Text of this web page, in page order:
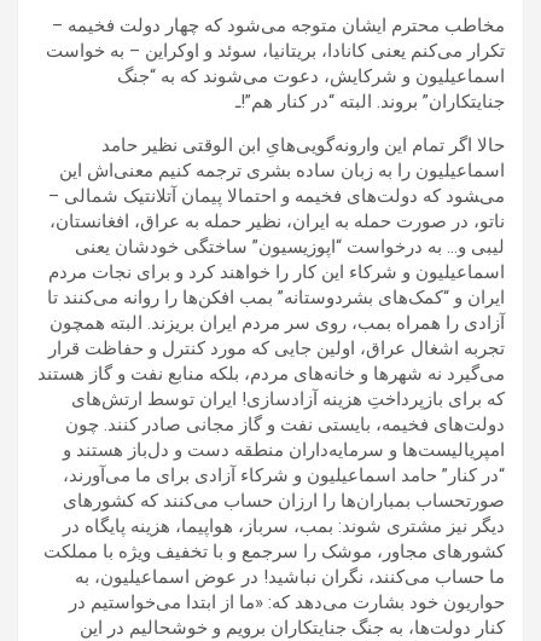
مخاطب محترم ایشان متوجه می‌شود که چهار دولت فخیمه –
تکرار می‌کنم یعنی کانادا، بریتانیا، سوئد و اوکراین – به خواست
اسماعیلیون و شرکایش، دعوت می‌شوند که به “جنگ
جنایتکاران” بروند. البته “در کنار هم”!ـ
حالا اگر تمام این وارونه‌گویی‌هایِ ابن الوقتی نظیر حامد
اسماعیلیون را به زبان ساده بشری ترجمه کنیم معنی‌اش این
می‌‍شود که دولت‌های فخیمه و احتمالا پیمان آتلانتیک شمالی –
ناتو، در صورت حمله به ایران، نظیر حمله به عراق، افغانستان،
لیبی و… به درخواست “اپوزیسیون” ساختگی خودشان یعنی
اسماعیلیون و شرکاء این کار را خواهند کرد و برای نجات مردم
ایران و “کمک‌های بشردوستانه” بمب افکن‌ها را روانه می‌کنند تا
آزادی را همراه بمب، روی سر مردم ایران بریزند. البته همچون
تجربه اشغال عراق، اولین جایی که مورد کنترل و حفاظت قرار
می‌گیرد نه شهرها و خانه‌های مردم، بلکه منابع نفت و گاز هستند
که برای بازپرداختِ هزینه آزادسازی! ایران توسط ارتش‌های
دولت‌های فخیمه، بایستی نفت و گاز مجانی صادر کنند. چون
امپریالیست‌ها و سرمایه‌داران منطقه دست و دل‌باز هستند و
“در کنار” حامد اسماعیلیون و شرکاء آزادی برای ما می‌آورند،
صورتحساب بمباران‌ها را ارزان حساب می‌کنند که کشورهای
دیگر نیز مشتری شوند: بمب، سرباز، هواپیما، هزینه پایگاه در
کشورهای مجاور، موشک را سرجمع و با تخفیف ویژه با مملکت
ما حساب می‌کنند، نگران نباشید! در عوض اسماعیلیون، به
حواریون خود بشارت می‌دهد که: «ما از ابتدا می‌خواستیم در
کنار دولت‌ها، به جنگ جنایتکاران برویم و خوشحالیم در این